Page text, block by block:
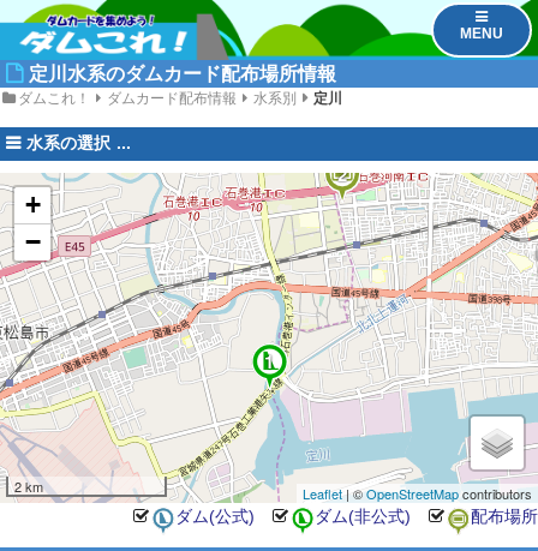
MENU
定川水系のダムカード配布場所情報
ダムこれ！ ダムカード配布情報 水系別 定川
水系の選択
2
1
+
−
2 km Leaflet| ©OpenStreetMapcontributors